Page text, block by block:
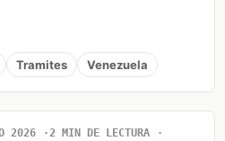
Tramites Venezuela
2026 2 MIN DE LECTURA